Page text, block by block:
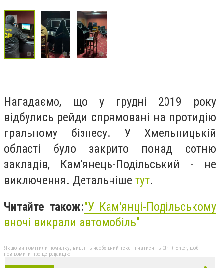
Нагадаємо, що у грудні 2019 року
відбулись рейди спрямовані на протидію
гральному бізнесу. У Хмельницькій
області було закрито понад сотню
закладів, Кам'янець-Подільський - не
виключення. Детальніше тут.
Читайте також:"У Кам'янці-Подільському
вночі викрали автомобіль"
Якщо ви помітили помилку, виділіть необхідний текст і натисніть Ctrl + Enter, щоб
повідомити про це редакцію